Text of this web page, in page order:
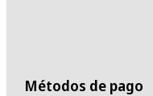
Métodos de pago